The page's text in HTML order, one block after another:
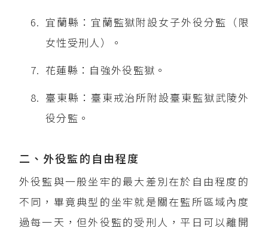
宜蘭縣：宜蘭監獄附設女子外役分監（限
女性受刑人）。
花蓮縣：自強外役監獄。
臺東縣：臺東戒治所附設臺東監獄武陵外
役分監。
二、外役監的自由程度
外役監與一般坐牢的最大差別在於自由程度的
不同，畢竟典型的坐牢就是關在監所區域內度
過每一天，但外役監的受刑人，平日可以離開